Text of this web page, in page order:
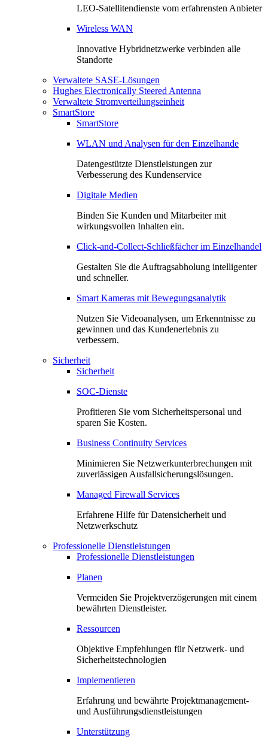
LEO-Satellitendienste vom erfahrensten Anbieter
Wireless WAN
Innovative Hybridnetzwerke verbinden alle
Standorte
Verwaltete SASE-Lösungen
Hughes Electronically Steered Antenna
Verwaltete Stromverteilungseinheit
SmartStore
SmartStore
WLAN und Analysen für den Einzelhande
Datengestützte Dienstleistungen zur
Verbesserung des Kundenservice
Digitale Medien
Binden Sie Kunden und Mitarbeiter mit
wirkungsvollen Inhalten ein.
Click-and-Collect-Schließfächer im Einzelhandel
Gestalten Sie die Auftragsabholung intelligenter
und schneller.
Smart Kameras mit Bewegungsanalytik
Nutzen Sie Videoanalysen, um Erkenntnisse zu
gewinnen und das Kundenerlebnis zu
verbessern.
Sicherheit
Sicherheit
SOC-Dienste
Profitieren Sie vom Sicherheitspersonal und
sparen Sie Kosten.
Business Continuity Services
Minimieren Sie Netzwerkunterbrechungen mit
zuverlässigen Ausfallsicherungslösungen.
Managed Firewall Services
Erfahrene Hilfe für Datensicherheit und
Netzwerkschutz
Professionelle Dienstleistungen
Professionelle Dienstleistungen
Planen
Vermeiden Sie Projektverzögerungen mit einem
bewährten Dienstleister.
Ressourcen
Objektive Empfehlungen für Netzwerk- und
Sicherheitstechnologien
Implementieren
Erfahrung und bewährte Projektmanagement-
und Ausführungsdienstleistungen
Unterstützung